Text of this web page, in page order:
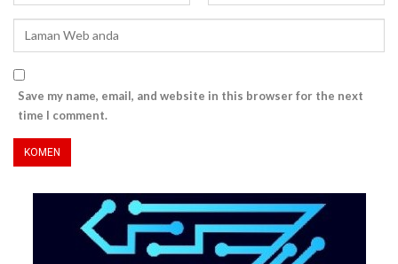
Save my name, email, and website in this browser for the next
time I comment.